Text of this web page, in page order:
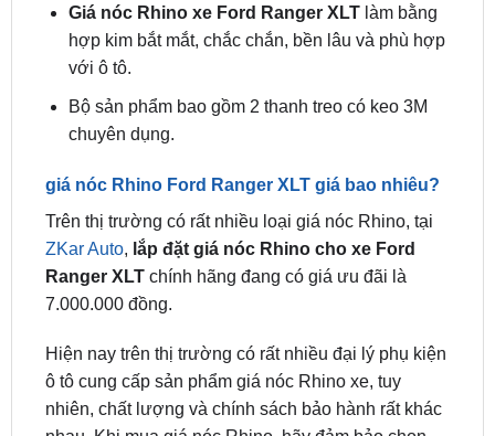
với ô tô.
Bộ sản phẩm bao gồm 2 thanh treo có keo 3M
chuyên dụng.
giá nóc Rhino Ford Ranger XLT giá bao nhiêu?
ZKar Auto,lắp đặt giá nóc Rhino cho xe Ford
Ranger XLTchính hãng đang có giá ưu đãi là
7.000.000 đồng.
Hiện nay trên thị trường có rất nhiều đại lý phụ kiện
nhiên, chất lượng và chính sách bảo hành rất khác
nhau. Khi mua giá nóc Rhino, hãy đảm bảo chọn
loại phù hợp với nhu cầu và chọn địa chỉ lắp đăt